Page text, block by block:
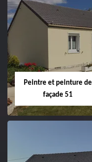
Peintre intérieur
Peintre et peinture de
façade 51